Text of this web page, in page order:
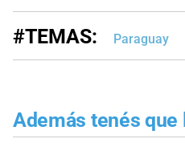
#TEMAS: Paraguay
Además tenés que